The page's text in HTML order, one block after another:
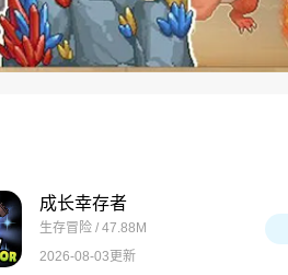
成长幸存者
生存冒险 / 47.88M
2026-08-03更新